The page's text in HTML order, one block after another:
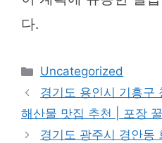
다.
카
테
리
Uncategorized
경기도 용인시 기흥구
해산물 맛집 추천 | 포장
경기도 광주시 경안동